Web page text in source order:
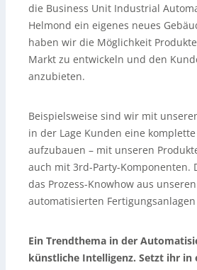
die Business Unit Industrial
Helmond ein eigenes neues
haben wir die Möglichkeit
Markt zu entwickeln und den
anzubieten.
Beispielsweise sind wir mit
in der Lage Kunden eine
aufzubauen – mit unseren
auch mit 3rd-Party-Komponenten.
das Prozess-Knowhow aus
automatisierten
Ein Trendthema in der
künstliche Intelligenz. Setzt ihr in